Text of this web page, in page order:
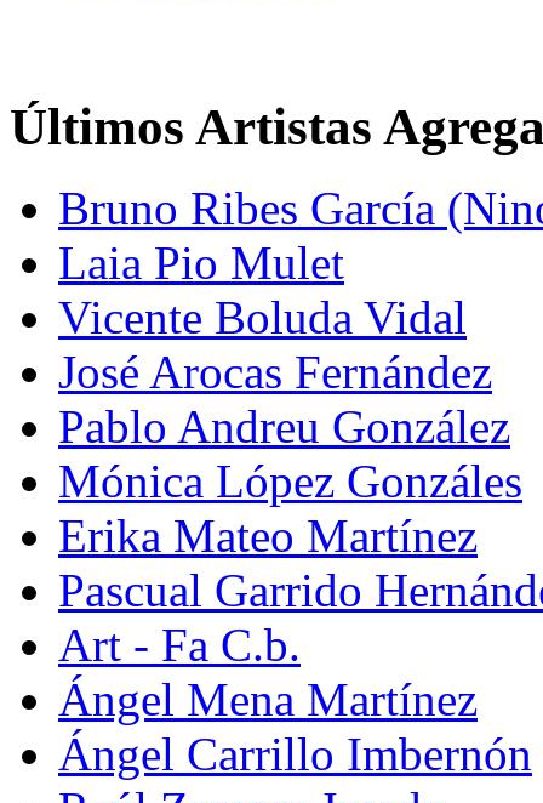
Últimos Artistas
Bruno Ribes García
Laia Pio Mulet
Vicente Boluda Vidal
José Arocas Fernández
Pablo Andreu González
Mónica López Gonzáles
Erika Mateo Martínez
Pascual Garrido
Art - Fa C.b.
Ángel Mena Martínez
Ángel Carrillo Imbernón